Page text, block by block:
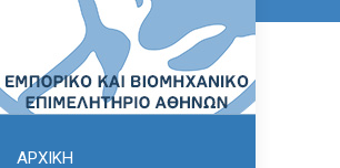
ΑΡΧΙΚΗ